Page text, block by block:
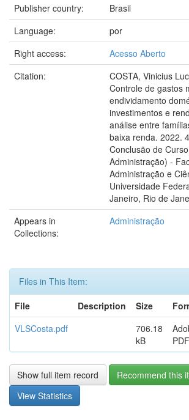
Publisher country:
Brasil
Language:
por
Right access:
Acesso Aberto
Citation:
COSTA, Vinicius
Controle de gastos
endividamento
investimentos e
análise entre
baixa renda. 2022.
Conclusão de
Administração) -
Administração e
Universidade
Janeiro, Rio de
Appears in
Collections:
Administração
Files in This Item:
File
Description Size
VLSCosta.pdf
706.18
kB
PDF
Show full item record
Recommend this
View Statistics